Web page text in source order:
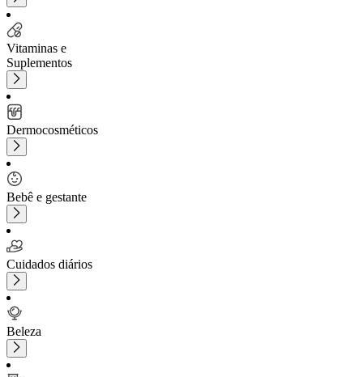
Vitaminas e
Suplementos
Dermocosméticos
Bebê e gestante
Cuidados diários
Beleza